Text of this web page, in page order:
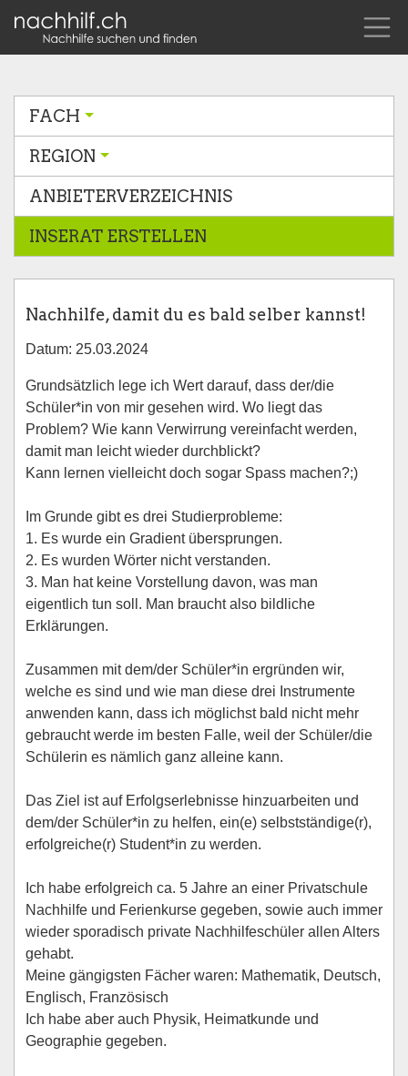
FACH
REGION
ANBIETERVERZEICHNIS
INSERAT ERSTELLEN
Nachhilfe, damit du es bald selber kannst!
Datum: 25.03.2024
Grundsätzlich lege ich Wert darauf, dass der/die
Schüler*in von mir gesehen wird. Wo liegt das
Problem? Wie kann Verwirrung vereinfacht werden,
damit man leicht wieder durchblickt?
Kann lernen vielleicht doch sogar Spass machen?;)
Im Grunde gibt es drei Studierprobleme:
1. Es wurde ein Gradient übersprungen.
2. Es wurden Wörter nicht verstanden.
3. Man hat keine Vorstellung davon, was man
eigentlich tun soll. Man braucht also bildliche
Erklärungen.
Zusammen mit dem/der Schüler*in ergründen wir,
welche es sind und wie man diese drei Instrumente
anwenden kann, dass ich möglichst bald nicht mehr
gebraucht werde im besten Falle, weil der Schüler/die
Schülerin es nämlich ganz alleine kann.
Das Ziel ist auf Erfolgserlebnisse hinzuarbeiten und
dem/der Schüler*in zu helfen, ein(e) selbstständige(r),
erfolgreiche(r) Student*in zu werden.
Ich habe erfolgreich ca. 5 Jahre an einer Privatschule
Nachhilfe und Ferienkurse gegeben, sowie auch immer
wieder sporadisch private Nachhilfeschüler allen Alters
gehabt.
Meine gängigsten Fächer waren: Mathematik, Deutsch,
Englisch, Französisch
Ich habe aber auch Physik, Heimatkunde und
Geographie gegeben.